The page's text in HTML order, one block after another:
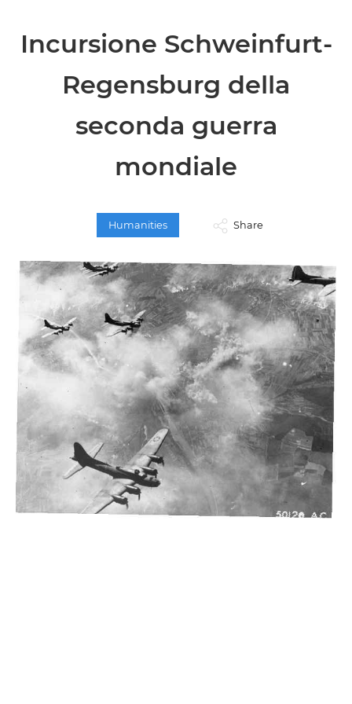
Incursione Schweinfurt-
Regensburg della
seconda guerra
mondiale
Humanities Share